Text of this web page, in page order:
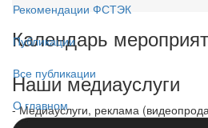
Рекомендации ФСТЭК
Публикации
Все публикации
О главном
Календарь
Наши медиауслуги
- Медиауслуги, реклама